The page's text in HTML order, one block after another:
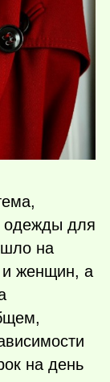
одежды для
на
и женщин, а
на день